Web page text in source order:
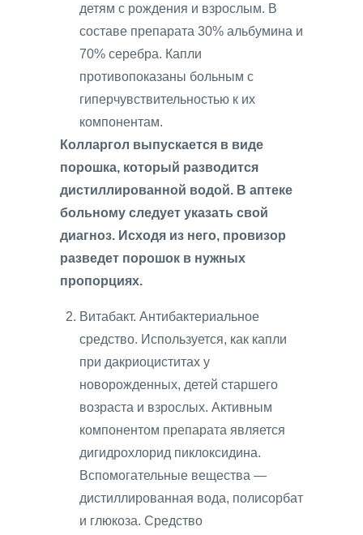
детям с рождения и взрослым. В
составе препарата 30% альбумина и
70% серебра. Капли
противопоказаны больным с
гиперчувствительностью к их
компонентам.
Колларгол выпускается в виде
порошка, который разводится
дистиллированной водой. В аптеке
больному следует указать свой
диагноз. Исходя из него, провизор
разведет порошок в нужных
пропорциях.
Витабакт. Антибактериальное
средство. Используется, как капли
при дакриоциститах у
новорожденных, детей старшего
возраста и взрослых. Активным
компонентом препарата является
дигидрохлорид пиклоксидина.
Вспомогательные вещества —
дистиллированная вода, полисорбат
и глюкоза. Средство